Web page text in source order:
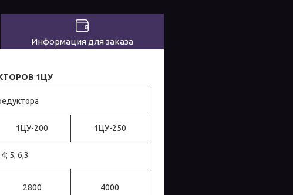
Информация для заказа
1ЦУ
1ЦУ-200 1ЦУ-250
5; 6,3
2800 4000